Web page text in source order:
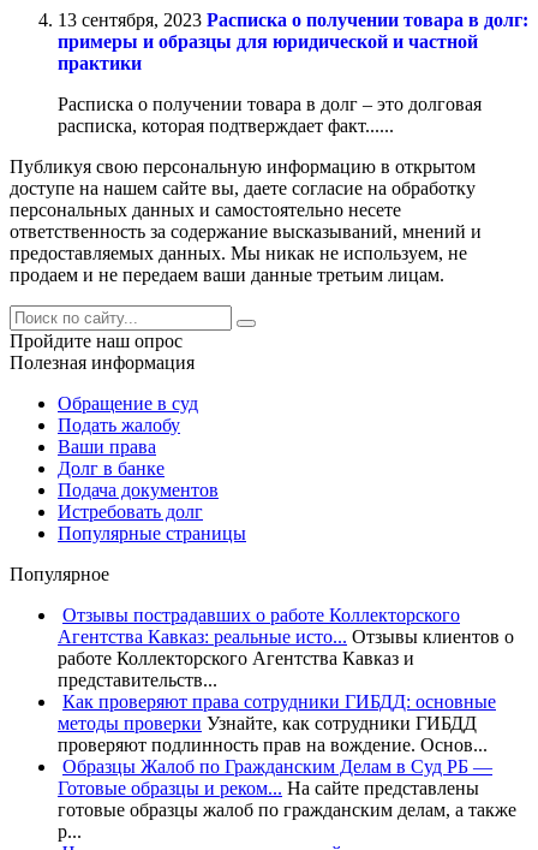
13 сентября, 2023 Расписка о получении товара в долг:
примеры и образцы для юридической и частной
практики
Расписка о получении товара в долг – это долговая
расписка, которая подтверждает факт......
Публикуя свою персональную информацию в открытом
доступе на нашем сайте вы, даете согласие на обработку
персональных данных и самостоятельно несете
ответственность за содержание высказываний, мнений и
предоставляемых данных. Мы никак не используем, не
продаем и не передаем ваши данные третьим лицам.
Пройдите наш опрос
Полезная информация
Обращение в суд
Подать жалобу
Ваши права
Долг в банке
Подача документов
Истребовать долг
Популярные страницы
Популярное
Отзывы пострадавших о работе Коллекторского
Агентства Кавказ: реальные исто... Отзывы клиентов о
работе Коллекторского Агентства Кавказ и
представительств...
Как проверяют права сотрудники ГИБДД: основные
методы проверки Узнайте, как сотрудники ГИБДД
проверяют подлинность прав на вождение. Основ...
Образцы Жалоб по Гражданским Делам в Суд РБ —
Готовые образцы и реком... На сайте представлены
готовые образцы жалоб по гражданским делам, а также
р...